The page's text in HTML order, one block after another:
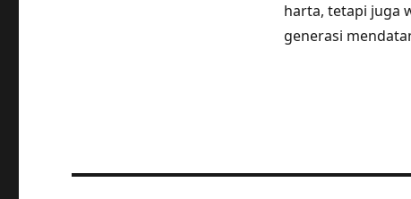
harta, tetapi juga
generasi